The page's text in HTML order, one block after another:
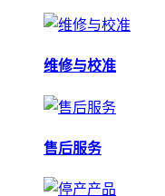
维修与校准
售后服务